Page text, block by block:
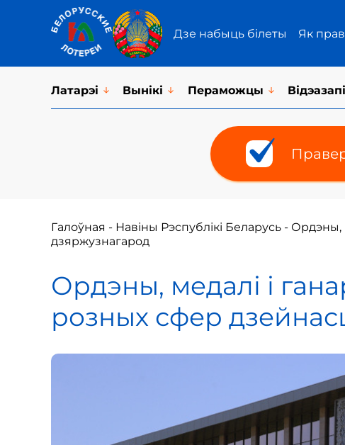
Дзе набыць білеты Як
Латарэi Вынікі Пераможцы
Галоўная - Навіны Рэспублікі Беларусь - Ордэны,
дзяржузнагарод
Ордэны, медалі і
розных сфер